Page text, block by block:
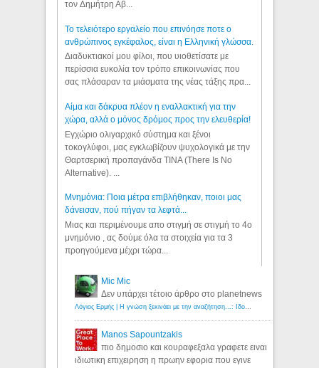
τον Δημήτρη Αβ...
Το τελειότερο εργαλείο που επινόησε ποτε ο
ανθρώπινος εγκέφαλος, είναι η Ελληνική γλώσσα.
Διαδυκτιακοί μου φίλοι, που υιοθετίσατε με
περίσσια ευκολία τον τρόπο επικοινωνίας που
σας πλάσαραν τα μιάσματα της νέας τάξης πρα...
Αίμα και δάκρυα πλέον η εναλλακτική για την
χώρα, αλλά ο μόνος δρόμος προς την ελευθερία!
Εγχώριο ολιγαρχικό σύστημα και ξένοι
τοκογλύφοι, μας εγκλωβίζουν ψυχολογικά με την
Θαρτσερική προπαγάνδα TINA (There Is No
Alternative). ...
Μνημόνια: Ποια μέτρα επιβλήθηκαν, ποιοι μας
δάνεισαν, πού πήγαν τα λεφτά...
Μιας και περιμένουμε απο στιγμή σε στιγμή το 4ο
μνημόνιο , ας δούμε όλα τα στοιχεία για τα 3
προηγούμενα μέχρι τώρα...
Mic Mic
Δεν υπάρχει τέτοιο άρθρο στο planetnews
Λόγιος Ερμής | Η γνώση ξεκινάει με την αναζήτηση...: Ιδού οι 18 που χρωστούν 11 δις ευρώ!
Manos Sapountzakis
πιο δημοσιο και κουραφεξαλα γραφετε ειναι
ιδιωτικη επιχειρηση η πρωην εφορια που εγινε